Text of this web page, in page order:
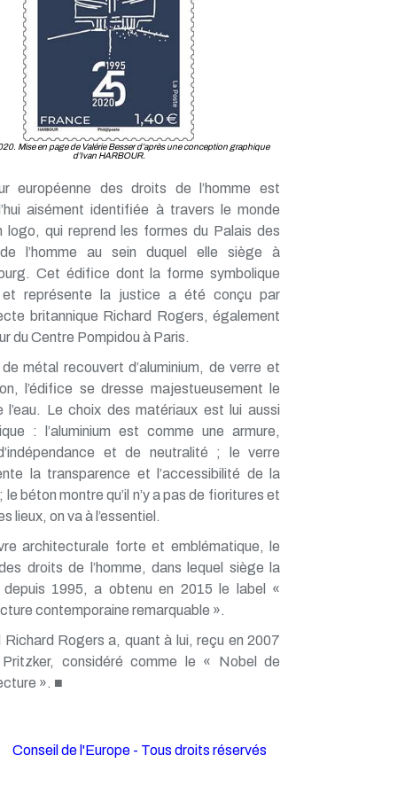
Mise en page de Valérie Besser d’après une conception graphique
d’Ivan HARBOUR.
européenne des droits de l’homme est
aisément identifiée à travers le monde
logo, qui reprend les formes du Palais des
l’homme au sein duquel elle siège à
Cet édifice dont la forme symbolique
et représente la justice a été conçu par
britannique Richard Rogers, également
du Centre Pompidou à Paris.
métal recouvert d’aluminium, de verre et
l’édifice se dresse majestueusement le
l’eau. Le choix des matériaux est lui aussi
: l’aluminium est comme une armure,
et de neutralité ; le verre
la transparence et l’accessibilité de la
le béton montre qu’il n’y a pas de fioritures et
lieux, on va à l’essentiel.
architecturale forte et emblématique, le
droits de l’homme, dans lequel siège la
1995, a obtenu en 2015 le label «
contemporaine remarquable ».
Richard Rogers a, quant à lui, reçu en 2007
considéré comme le « Nobel de
». ■
Conseil de l'Europe - Tous droits réservés